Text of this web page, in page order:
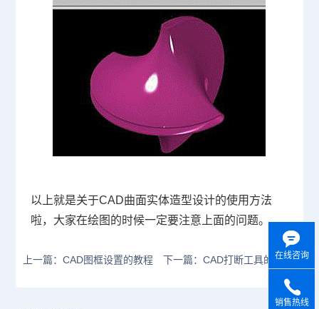
以上就是关于CAD曲面实体造型设计的使用方法
啦，大家在绘图的时候一定要注意上面的问题。
上一篇：CAD图框设置的教程 下一篇：CAD打断工具的区别在线咨询
销售热线